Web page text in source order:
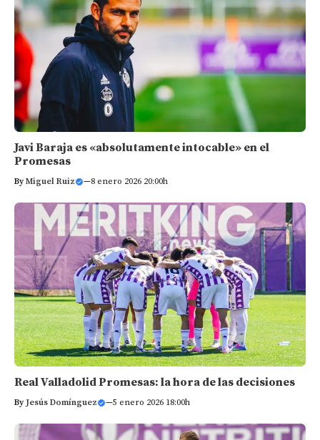
Javi Baraja es «absolutamente intocable» en el
Promesas
ByMiguel Ruiz —8 enero 2026 20:00h
Real Valladolid Promesas: la hora de las decisiones
By Jesús Domínguez —5 enero 2026 18:00h